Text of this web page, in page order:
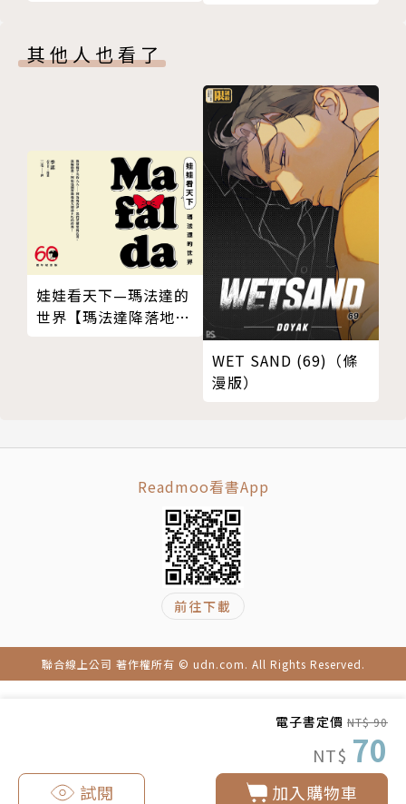
電子書定價 NT$ 90
NT$ 70
加入購物車
試閱
其他人也看了
娃娃看天下—瑪法達的
世界【瑪法達降落地球
WET SAND (69)（條
漫版）
Readmoo看書App
前往下載
聯合線上公司 著作權所有 © udn.com. All Rights Reserved.